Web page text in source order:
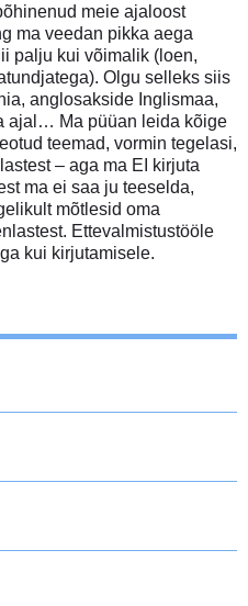
meie ajaloost
ma veedan pikka aega
palju kui võimalik (loen,
Olgu selleks siis
anglosakside Inglismaa,
ajal… Ma püüan leida kõige
teemad, vormin tegelasi,
– aga ma EI kirjuta
ma ei saa ju teeselda,
mõtlesid oma
Ettevalmistustööle
kui kirjutamisele.